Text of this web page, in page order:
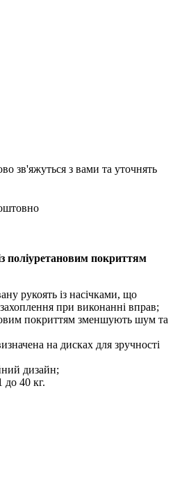
зв'яжуться з вами та уточнять
поліуретановим покриттям
рукоять із насічками, що
захоплення при виконанні вправ;
покриттям зменшують шум та
на дисках для зручності
дизайн;
до 40 кг.